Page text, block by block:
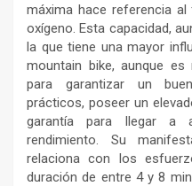
máxima hace referencia
oxígeno. Esta capacidad,
la que tiene una mayor
mountain bike, aunque
para garantizar un
prácticos, poseer un
garantía para llegar a
rendimiento. Su
relaciona con los
duración de entre 4 y 8